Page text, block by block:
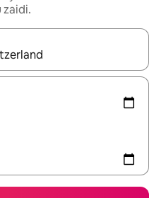
zaidi.
vinjari kwa kutumia vitufe vya